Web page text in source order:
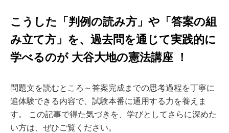
こうした「判例の読み方」や「答案の組
み立て方」を、過去問を通じて実践的に
学べるのが 大谷大地の憲法講座 ！
問題文を読むところ～答案完成までの思考過程を丁寧に
追体験できる内容で、試験本番に通用する力を養えま
す。 この記事で得た気づきを、学びとしてさらに深めた
い方は、ぜひご覧ください。